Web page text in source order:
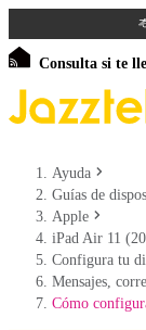
Consulta si te
Ayuda
Guías de
Apple
iPad Air 11
Configura tu
Mensajes,
Cómo